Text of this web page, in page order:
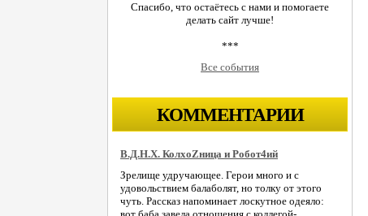
Спасибо, что остаётесь с нами и помогаете
делать сайт лучше!
***
Все события
КОММЕНТАРИИ
В.Д.Н.Х. КолхоZница и Робот4ий
Зрелище удручающее. Герои много и с
удовольствием балаболят, но толку от этого
чуть. Рассказ напоминает лоскутное одеяло: